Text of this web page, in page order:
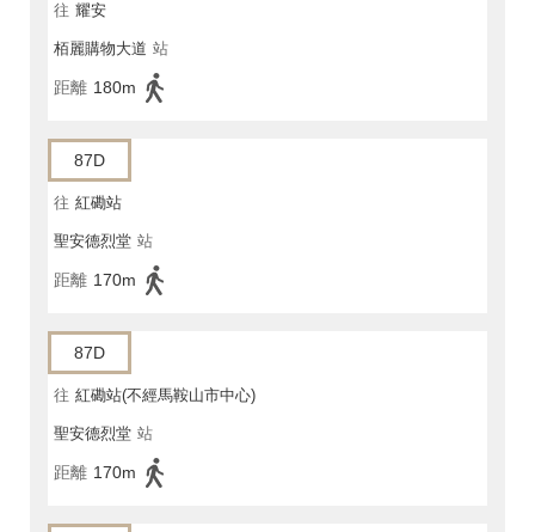
往 耀安
栢麗購物大道 站
距離 180m
87D
往 紅磡站
聖安德烈堂 站
距離 170m
87D
往 紅磡站(不經馬鞍山市中心)
聖安德烈堂 站
距離 170m